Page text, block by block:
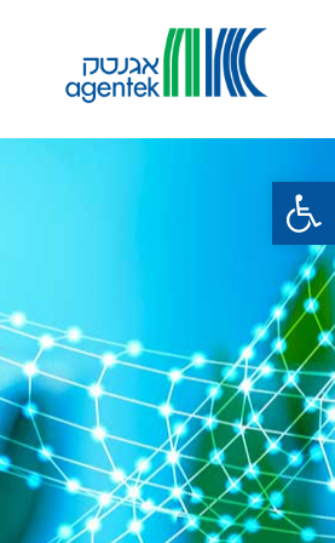
פתח סרגל נגישות